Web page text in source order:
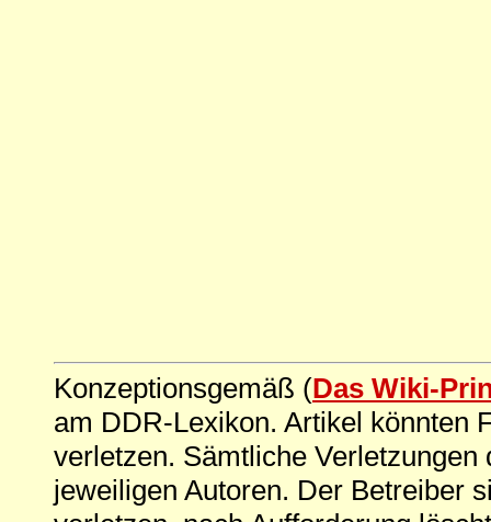
Konzeptionsgemäß (Das Wiki-
am DDR-Lexikon. Artikel könnten
verletzen. Sämtliche
jeweiligen Autoren. Der Betreiber